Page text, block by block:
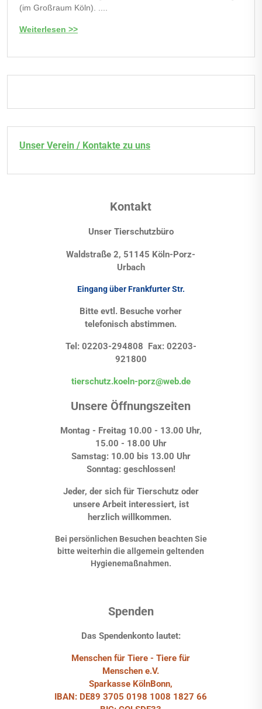
(im Großraum Köln). ....
Weiterlesen >>
Unser Verein / Kontakte zu uns
Kontakt
Unser Tierschutzbüro
Waldstraße 2, 51145 Köln-Porz-
Urbach
Eingang über Frankfurter Str.
Bitte evtl. Besuche vorher
telefonisch abstimmen.
Tel: 02203-294808 Fax: 02203-
921800
tierschutz.koeln-porz@web.de
Unsere Öffnungszeiten
Montag - Freitag 10.00 - 13.00 Uhr,
15.00 - 18.00 Uhr
Samstag: 10.00 bis 13.00 Uhr
Sonntag: geschlossen!
Jeder, der sich für Tierschutz oder
unsere Arbeit interessiert, ist
herzlich willkommen.
Bei persönlichen Besuchen beachten Sie
bitte weiterhin die allgemein geltenden
Hygienemaßnahmen.
Spenden
Das Spendenkonto lautet:
Menschen für Tiere - Tiere für
Menschen e.V.
Sparkasse KölnBonn,
IBAN: DE89 3705 0198 1008 1827 66